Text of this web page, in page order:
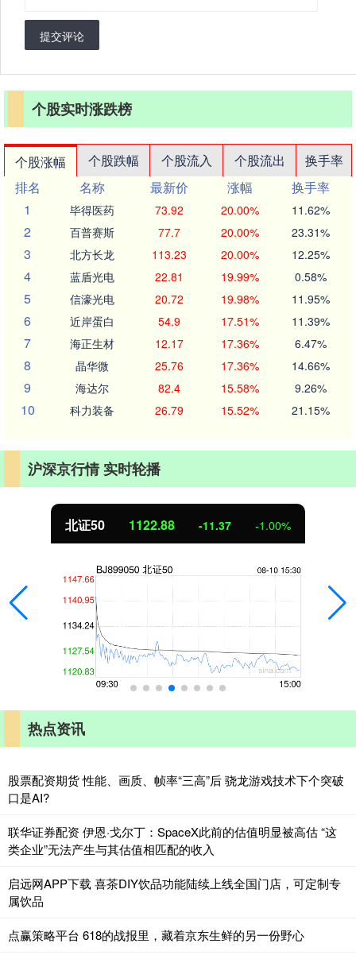
提交评论
个股实时涨跌榜
个股涨幅 个股跌幅 个股流入 个股流出
换手率
排名
名称 最新价 涨幅
换手率
1
毕得医药 73.92 20.00% 11.62%
2 百普赛斯 77.7 20.00% 23.31%
3 北方长龙 113.23 20.00% 12.25%
4 蓝盾光电 22.81 19.99% 0.58%
5 信濠光电 20.72 19.98% 11.95%
6 近岸蛋白 54.9 17.51% 11.39%
7 海正生材 12.17 17.36% 6.47%
8 晶华微 25.76 17.36% 14.66%
9 海达尔 82.4 15.58% 9.26%
10 科力装备 26.79 15.52% 21.15%
沪深京行情 实时轮播
北证50 1122.88 -11.37 -1.00%
热点资讯
股票配资期货 性能、画质、帧率“三高”后 骁龙游戏技术下个突破
口是AI?
联华证券配资 伊恩·戈尔丁：SpaceX此前的估值明显被高估 “这
类企业”无法产生与其估值相匹配的收入
启远网APP下载 喜茶DIY饮品功能陆续上线全国门店，可定制专
属饮品
点赢策略平台 618的战报里，藏着京东生鲜的另一份野心